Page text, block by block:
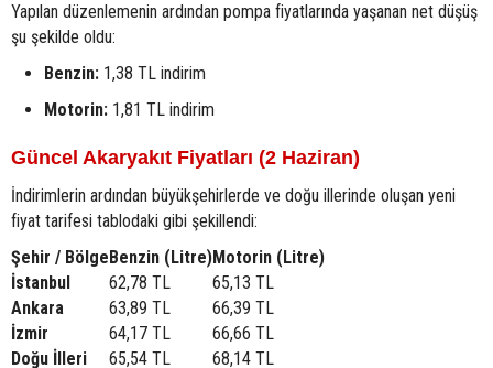
Yapılan düzenlemenin ardından pompa fiyatlarında yaşanan net düşüş
şu şekilde oldu:
Benzin: 1,38 TL indirim
Motorin: 1,81 TL indirim
Güncel Akaryakıt Fiyatları (2 Haziran)
İndirimlerin ardından büyükşehirlerde ve doğu illerinde oluşan yeni
fiyat tarifesi tablodaki gibi şekillendi:
Şehir / BölgeBenzin (Litre)Motorin (Litre)
İstanbul
62,78 TL
65,13 TL
Ankara
63,89 TL
66,39 TL
İzmir
64,17 TL
66,66 TL
Doğu İlleri
65,54 TL 68,14 TL